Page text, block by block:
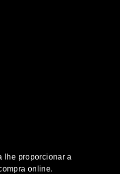
lhe proporcionar a
online.